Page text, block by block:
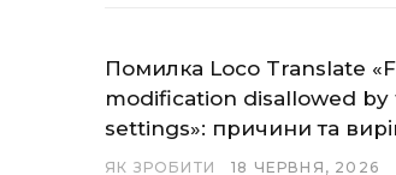
Помилка Loco Translate
modification disallowed
settings»: причини та
ЯК ЗРОБИТИ 18 ЧЕРВНЯ, 2026